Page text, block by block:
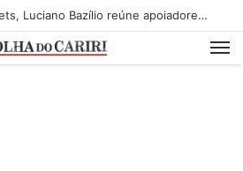
Na companhia de Pets, Luciano Bazílio reúne apoiadores e lideranças em lançamento de pré-candidatura a deputado estadual